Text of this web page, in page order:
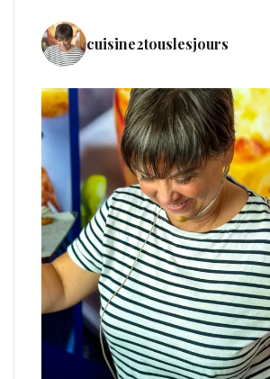
cuisine2touslesjours